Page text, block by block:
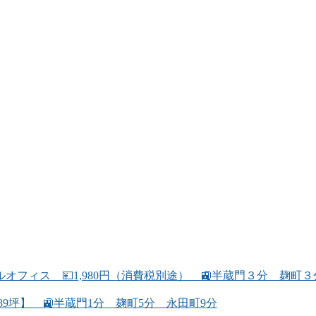
オフィス 💴1,980円（消費税別途） 🚉半蔵門３分 麹町
坪】 🚉半蔵門1分 麹町5分 永田町9分